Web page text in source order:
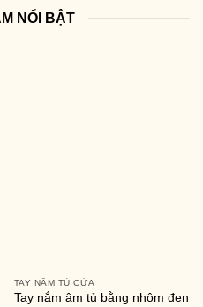
NỔI BẬT
TAY NẮM TỦ CỬA
Tay nắm âm tủ bằng nhôm đen